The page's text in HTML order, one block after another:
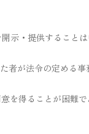
示・提供することは
者が法令の定める
を得ることが困難